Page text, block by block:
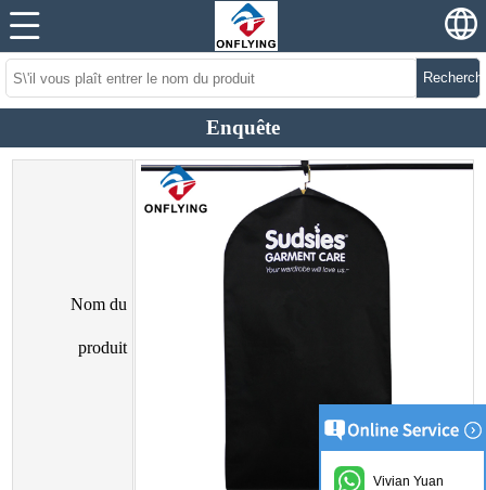
Enquête
Nom du
produit
Vivian Yuan